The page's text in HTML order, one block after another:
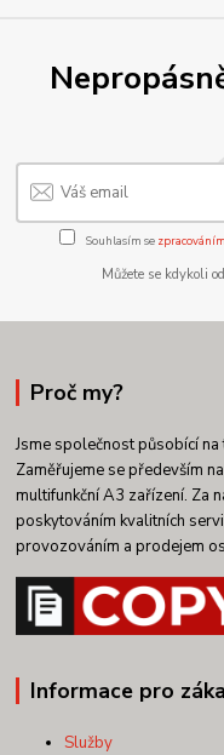
Souhlasím se
Můžete se kdykoli
Proč my?
Jsme společnost působící
Zaměřujeme se především
multifunkční A3 zařízení. Za
poskytováním kvalitních
provozováním a prodejem
Informace pro
Služby